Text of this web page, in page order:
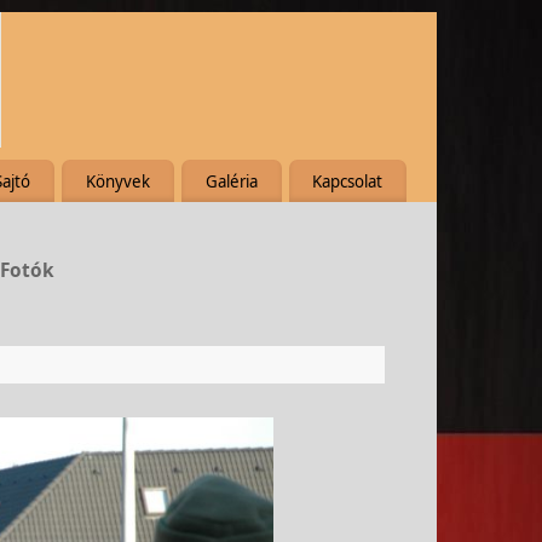
Könyvek Galéria Kapcsolat